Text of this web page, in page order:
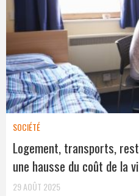
SOCIÉTÉ
Logement, transports,
une hausse du coût de la
29 AOÛT 2025